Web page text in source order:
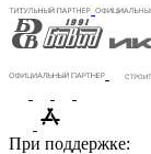
При поддержке: